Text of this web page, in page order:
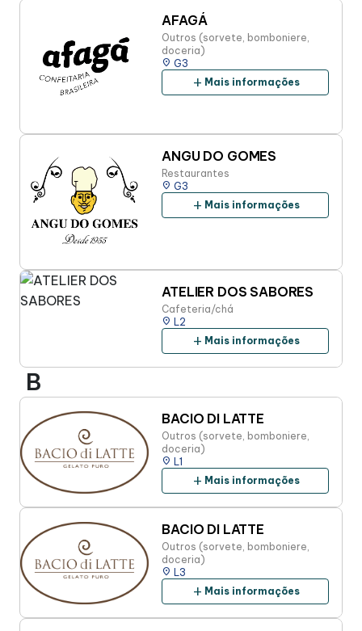
Taste
AFAGÁ
Outros (sorvete, bomboniere,
doceria)
place G3
add Mais informações
ANGU DO GOMES
Restaurantes
place G3
add Mais informações
ATELIER DOS SABORES
Cafeteria/chá
place L2
add Mais informações
B
BACIO DI LATTE
Outros (sorvete, bomboniere,
doceria)
place L1
add Mais informações
BACIO DI LATTE
Outros (sorvete, bomboniere,
doceria)
place L3
add Mais informações